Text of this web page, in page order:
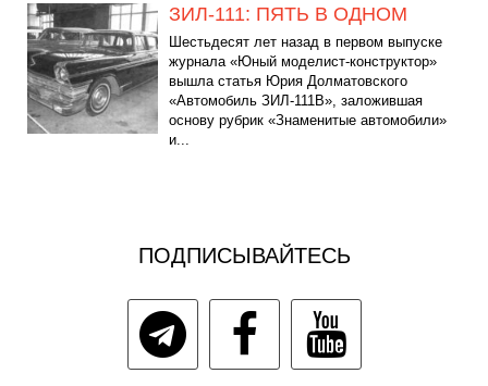
ЗИЛ-111: ПЯТЬ В ОДНОМ
Шестьдесят лет назад в первом выпуске
журнала «Юный моделист-конструктор»
вышла статья Юрия Долматовского
«Автомобиль ЗИЛ-111В», заложившая
основу рубрик «Знаменитые автомобили»
и...
ПОДПИСЫВАЙТЕСЬ